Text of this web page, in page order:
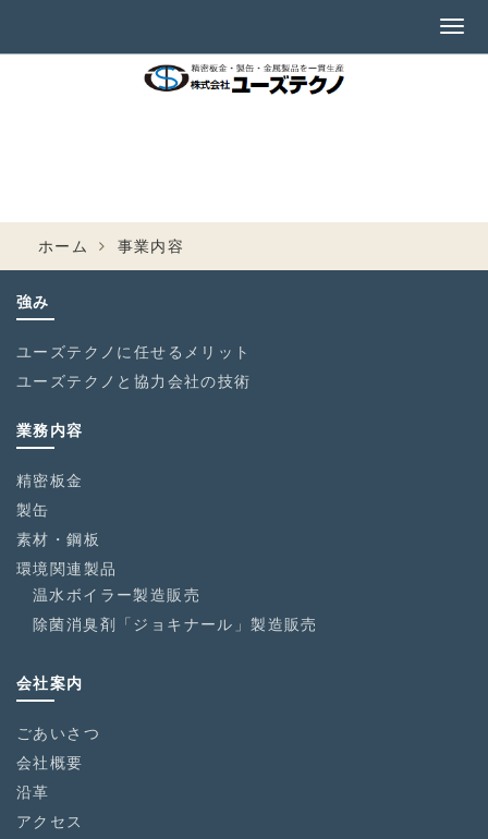
ホーム 事業内容
強み
ユーズテクノに任せるメリット
ユーズテクノと協力会社の技術
業務内容
精密板金
製缶
素材・鋼板
環境関連製品
温水ボイラー製造販売
除菌消臭剤「ジョキナール」製造販売
会社案内
ごあいさつ
会社概要
沿革
アクセス